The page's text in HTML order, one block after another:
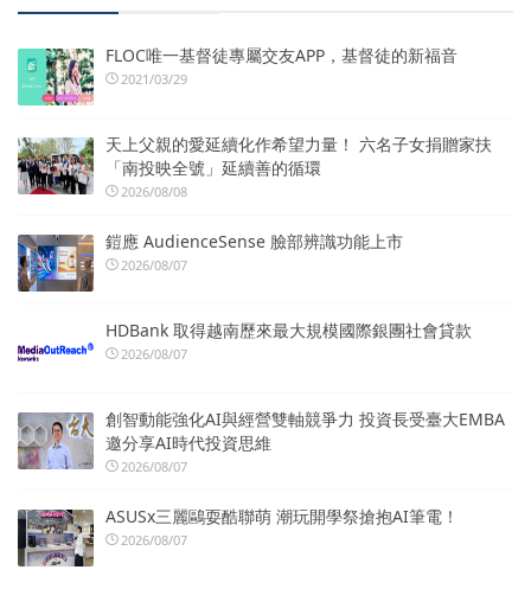
FLOC唯一基督徒專屬交友APP，基督徒的新福音
2021/03/29
天上父親的愛延續化作希望力量！ 六名子女捐贈家扶
「南投映全號」延續善的循環
2026/08/08
鎧應 AudienceSense 臉部辨識功能上市
2026/08/07
HDBank 取得越南歷來最大規模國際銀團社會貸款
2026/08/07
創智動能強化AI與經營雙軸競爭力 投資長受臺大EMBA
邀分享AI時代投資思維
2026/08/07
ASUSx三麗鷗耍酷聯萌 潮玩開學祭搶抱AI筆電！
2026/08/07